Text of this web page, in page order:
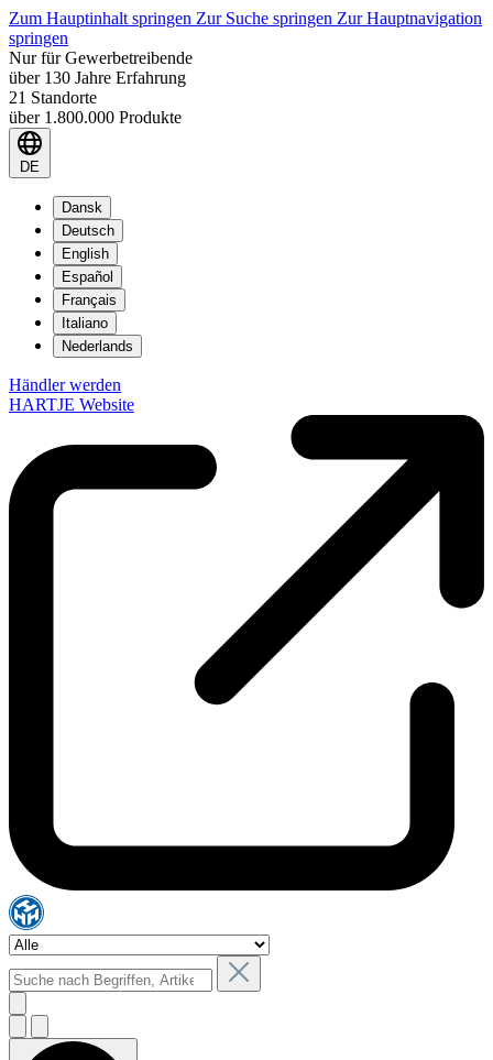
Zum Hauptinhalt springen Zur Suche springen Zur Hauptnavigation
springen
Nur für Gewerbetreibende
über 130 Jahre Erfahrung
21 Standorte
über 1.800.000 Produkte
DE
Dansk
Deutsch
English
Español
Français
Italiano
Nederlands
Händler werden
HARTJE Website